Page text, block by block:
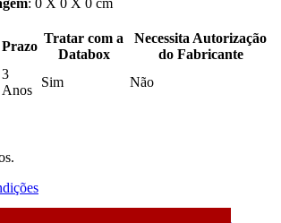
Prazo
Tratar com a
Databox
Necessita Autorização
do Fabricante
3
Anos
Sim Não